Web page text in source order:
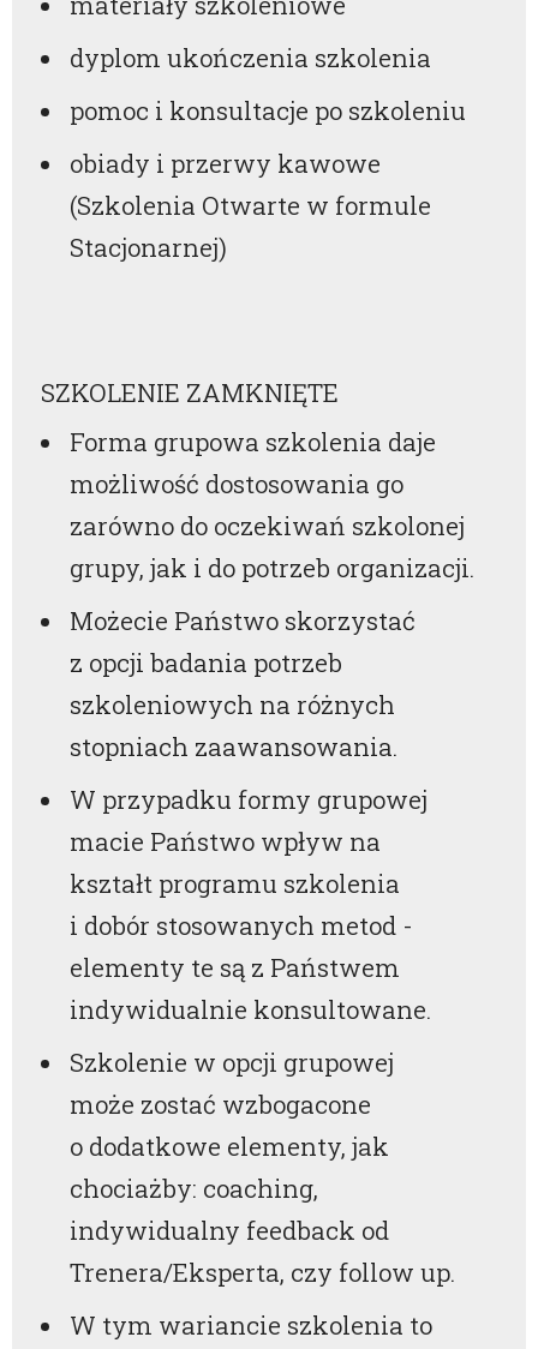
dyplom ukończenia szkolenia
pomoc i konsultacje po szkoleniu
obiady i przerwy kawowe
(Szkolenia Otwarte w formule
Stacjonarnej)
SZKOLENIE ZAMKNIĘTE
Forma grupowa szkolenia daje
możliwość dostosowania go
zarówno do oczekiwań szkolonej
grupy, jak i do potrzeb organizacji.
Możecie Państwo skorzystać
z opcji badania potrzeb
szkoleniowych na różnych
stopniach zaawansowania.
W przypadku formy grupowej
macie Państwo wpływ na
kształt programu szkolenia
i dobór stosowanych metod -
elementy te są z Państwem
indywidualnie konsultowane.
Szkolenie w opcji grupowej
może zostać wzbogacone
o dodatkowe elementy, jak
chociażby: coaching,
indywidualny feedback od
Trenera/Eksperta, czy follow up.
W tym wariancie szkolenia to